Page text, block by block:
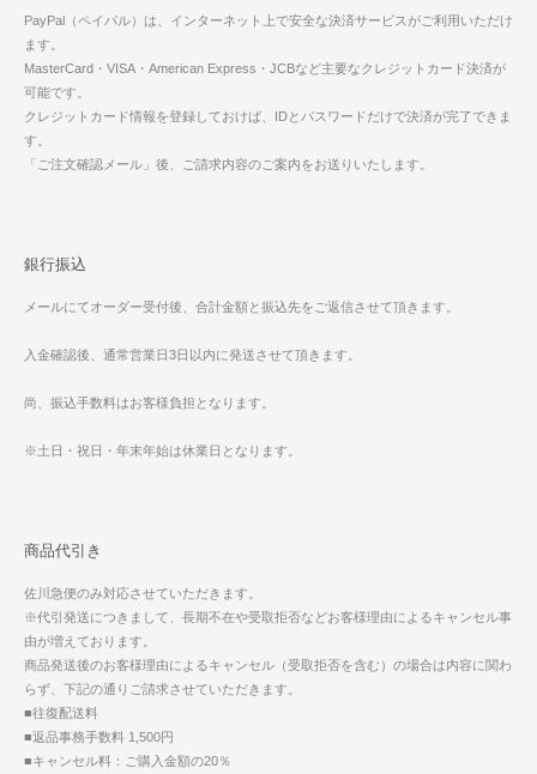
PayPal（ペイパル）は、インターネット上で安全な決済サービスがご利用いただけ
ます。
MasterCard・VISA・American Express・JCBなど主要なクレジットカード決済が
可能です。
クレジットカード情報を登録しておけば、IDとパスワードだけで決済が完了できま
す。
「ご注文確認メール」後、ご請求内容のご案内をお送りいたします。
銀行振込
メールにてオーダー受付後、合計金額と振込先をご返信させて頂きます。
入金確認後、通常営業日3日以内に発送させて頂きます。
尚、振込手数料はお客様負担となります。
※土日・祝日・年末年始は休業日となります。
商品代引き
佐川急便のみ対応させていただきます。
※代引発送につきまして、長期不在や受取拒否などお客様理由によるキャンセル事
由が増えております。
商品発送後のお客様理由によるキャンセル（受取拒否を含む）の場合は内容に関わ
らず、下記の通りご請求させていただきます。
■往復配送料
■返品事務手数料 1,500円
■キャンセル料：ご購入金額の20％